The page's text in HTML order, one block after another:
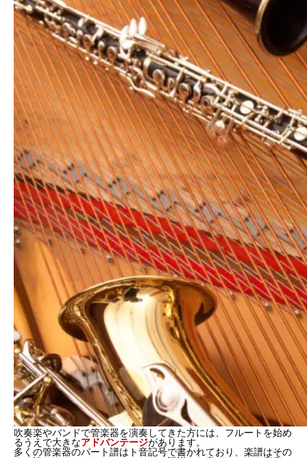
吹奏楽やバンドで管楽器を演奏してきた方には、フルートを始め
るうえで大きなアドバンテージがあります。
多くの管楽器のパート譜はト音記号で書かれており、楽譜はその